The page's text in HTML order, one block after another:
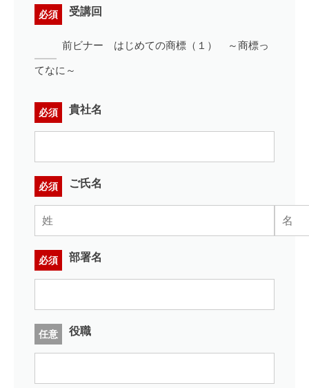
受講回
必須
前ビナー はじめての商標（１） ～商標っ
てなに～
貴社名
必須
ご氏名
必須
部署名
必須
役職
任意